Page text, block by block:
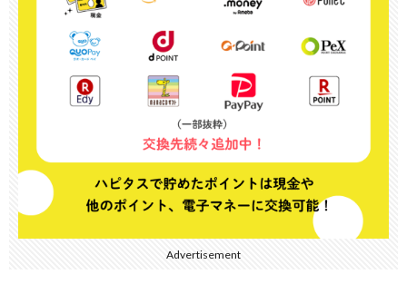
Advertisement